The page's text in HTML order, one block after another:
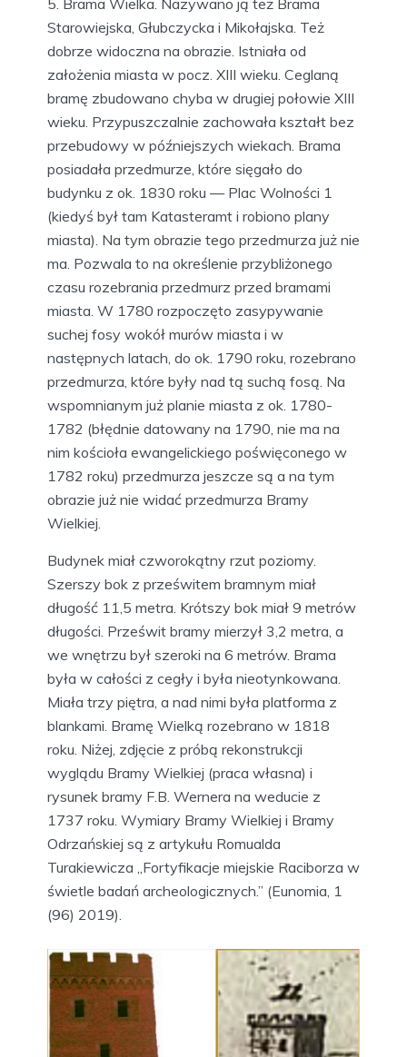
Starowiejska, Głubczycka i Mikołajska. Też
dobrze widoczna na obrazie. Istniała od
założenia miasta w pocz. XIII wieku. Ceglaną
bramę zbudowano chyba w drugiej połowie XIII
wieku. Przypuszczalnie zachowała kształt bez
przebudowy w późniejszych wiekach. Brama
posiadała przedmurze, które sięgało do
budynku z ok. 1830 roku — Plac Wolności 1
(kiedyś był tam Katasteramt i robiono plany
miasta). Na tym obrazie tego przedmurza już nie
ma. Pozwala to na określenie przybliżonego
czasu rozebrania przedmurz przed bramami
miasta. W 1780 rozpoczęto zasypywanie
suchej fosy wokół murów miasta i w
następnych latach, do ok. 1790 roku, rozebrano
przedmurza, które były nad tą suchą fosą. Na
wspomnianym już planie miasta z ok. 1780-
1782 (błędnie datowany na 1790, nie ma na
nim kościoła ewangelickiego poświęconego w
1782 roku) przedmurza jeszcze są a na tym
obrazie już nie widać przedmurza Bramy
Wielkiej.
Budynek miał czworokątny rzut poziomy.
Szerszy bok z prześwitem bramnym miał
długość 11,5 metra. Krótszy bok miał 9 metrów
długości. Prześwit bramy mierzył 3,2 metra, a
we wnętrzu był szeroki na 6 metrów. Brama
była w całości z cegły i była nieotynkowana.
Miała trzy piętra, a nad nimi była platforma z
blankami. Bramę Wielką rozebrano w 1818
roku. Niżej, zdjęcie z próbą rekonstrukcji
wyglądu Bramy Wielkiej (praca własna) i
rysunek bramy F.B. Wernera na weducie z
1737 roku. Wymiary Bramy Wielkiej i Bramy
Odrzańskiej są z artykułu Romualda
Turakiewicza „Fortyfikacje miejskie Raciborza w
świetle badań archeologicznych.” (Eunomia, 1
(96) 2019).